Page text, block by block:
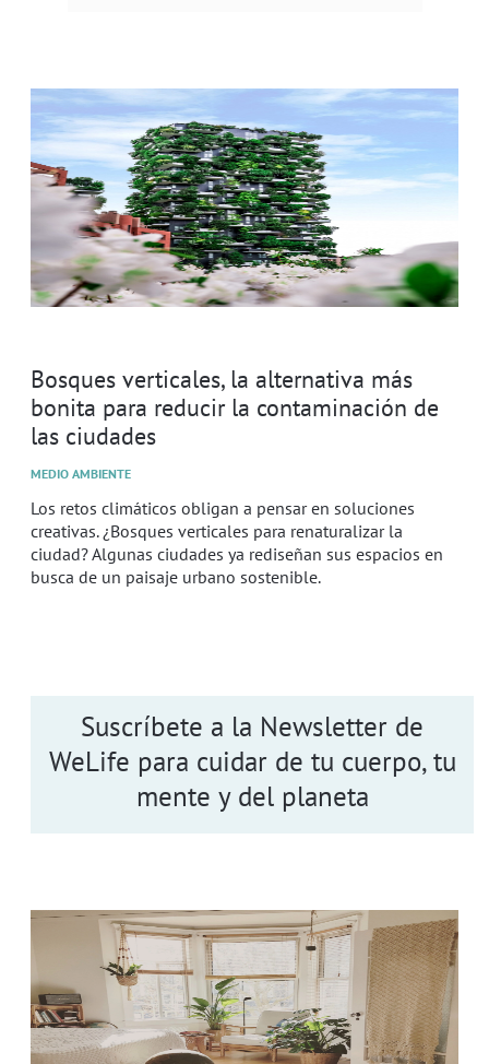
Bosques verticales, la alternativa más
bonita para reducir la contaminación de
las ciudades
MEDIO AMBIENTE
Los retos climáticos obligan a pensar en soluciones
creativas. ¿Bosques verticales para renaturalizar la
ciudad? Algunas ciudades ya rediseñan sus espacios en
busca de un paisaje urbano sostenible.
Suscríbete a la Newsletter de
WeLife para cuidar de tu cuerpo, tu
mente y del planeta